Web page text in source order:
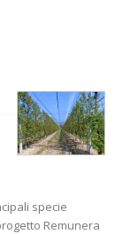
specie
Remunera